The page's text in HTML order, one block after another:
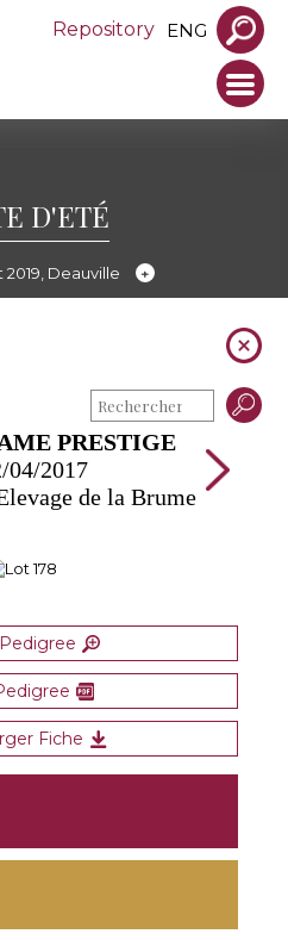
Repository ENG
D'ETÉ
2019, Deauville
PRESTIGE
04/2017
de la Brume
Fiche